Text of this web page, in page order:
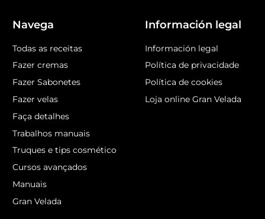
Navega
Todas as receitas
Fazer cremas
Fazer Sabonetes
Fazer velas
Faça detalhes
Trabalhos manuais
Truques e tips cosmético
Cursos avançados
Manuais
Gran Velada
Información legal
Información legal
Política de privacidade
Política de cookies
Loja online Gran Velada